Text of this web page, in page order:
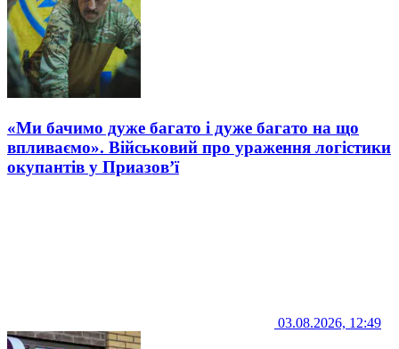
«Ми бачимо дуже багато і дуже багато на що
впливаємо». Військовий про ураження логістики
окупантів у Приазов’ї
03.08.2026, 12:49